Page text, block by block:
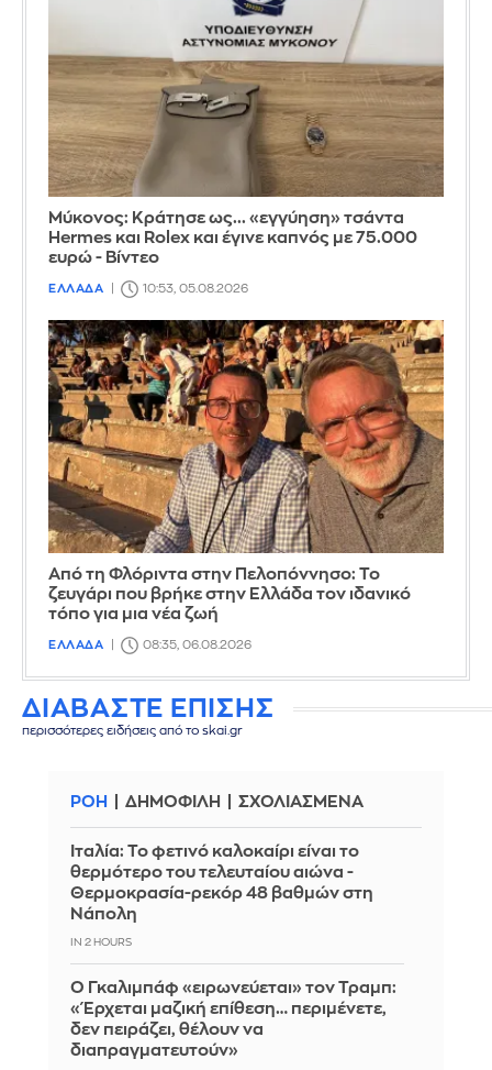
Μύκονος: Κράτησε ως... «εγγύηση» τσάντα
Hermes και Rolex και έγινε καπνός με 75.000
ευρώ - Βίντεο
ΕΛΛΑΔΑ 10:53, 05.08.2026
Από τη Φλόριντα στην Πελοπόννησο: Το
ζευγάρι που βρήκε στην Ελλάδα τον ιδανικό
τόπο για μια νέα ζωή
ΕΛΛΑΔΑ 08:35, 06.08.2026
ΔΙΑΒΑΣΤΕ ΕΠΙΣΗΣ
περισσότερες ειδήσεις από το skai.gr
ΡΟΗ ΔΗΜΟΦΙΛΗ ΣΧΟΛΙΑΣΜΕΝΑ
Ιταλία: To φετινό καλοκαίρι είναι το
θερμότερο του τελευταίου αιώνα -
Θερμοκρασία-ρεκόρ 48 βαθμών στη
Νάπολη
IN 2 HOURS
Ο Γκαλιμπάφ «ειρωνεύεται» τον Τραμπ:
«Έρχεται μαζική επίθεση… περιμένετε,
δεν πειράζει, θέλουν να
διαπραγματευτούν»